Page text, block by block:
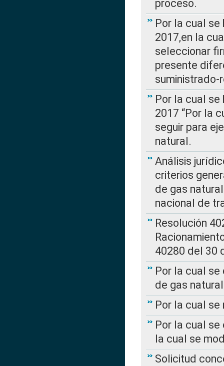
proceso.
Por la cual se
2017,en la
seleccionar
presente
Por la cual se
2017 “Por la
seguir para
natural.
Análisis
criterios
de gas
nacional de
Resolución
40280 del 30
Por la cual
de gas natural
Por la cual se
Por la cual se
la cual se
Solicitud